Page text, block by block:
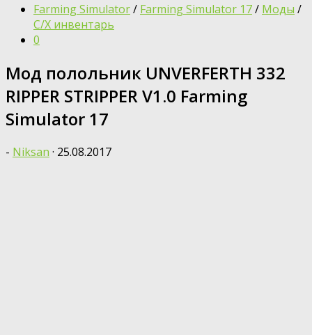
Farming Simulator/ Farming Simulator 17/ Моды /
С/Х инвентарь
0
Мод полольник UNVERFERTH 332
RIPPER STRIPPER V1.0 Farming
Simulator 17
- Niksan · 25.08.2017